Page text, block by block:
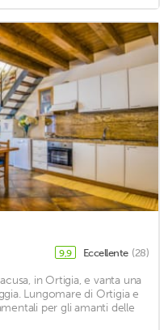
9,9 Eccellente (28)
in Ortigia, e vanta una
Lungomare di Ortigia e
per gli amanti delle